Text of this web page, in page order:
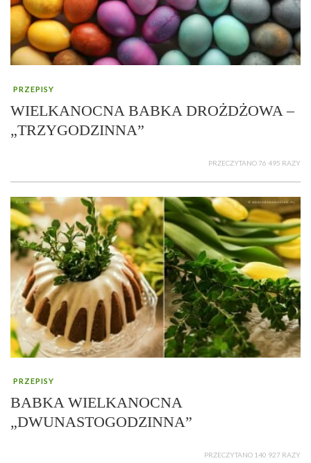
PRZEPISY
WIELKANOCNA BABKA DROŻDŻOWA –
„TRZYGODZINNA”
PRZECZYTANO 76 495 RAZY
PRZEPISY
BABKA WIELKANOCNA
„DWUNASTOGODZINNA”
PRZECZYTANO 140 927 RAZY